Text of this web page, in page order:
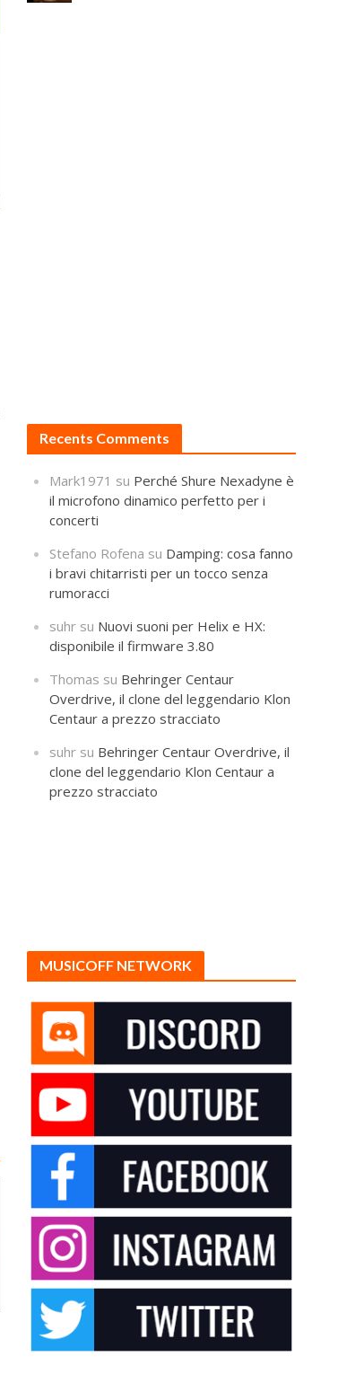
Recents Comments
Mark1971 su Perché Shure Nexadyne è
il microfono dinamico perfetto per i
concerti
Stefano Rofena su Damping: cosa fanno
i bravi chitarristi per un tocco senza
rumoracci
suhr su Nuovi suoni per Helix e HX:
disponibile il firmware 3.80
Thomas su Behringer Centaur
Overdrive, il clone del leggendario Klon
Centaur a prezzo stracciato
suhr su Behringer Centaur Overdrive, il
clone del leggendario Klon Centaur a
prezzo stracciato
MUSICOFF NETWORK